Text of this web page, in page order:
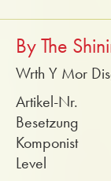
By The
Wrth Y Mor
Artikel-Nr.
Besetzung
Komponist
Level